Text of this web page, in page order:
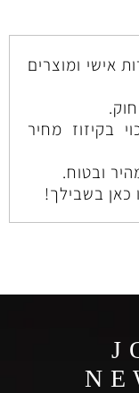
אישי ומוצרים
בקיזוז מחיר
ובטוח.
כאן בשבילך!
J
N E